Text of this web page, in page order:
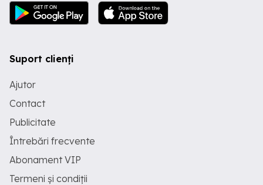
Suport clienți
Ajutor
Contact
Publicitate
Întrebări frecvente
Abonament VIP
Termeni și condiții